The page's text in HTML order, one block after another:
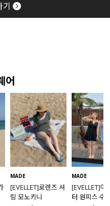
기
어
MADE
[EVELLET]로렌즈 셔
링 모노키니
MADE
[EVELLET]아
터 원피스 수